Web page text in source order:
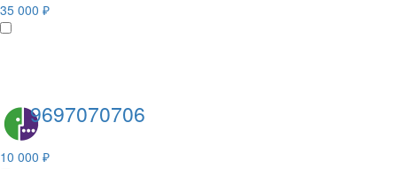
35 000 ₽
9697070706
10 000 ₽